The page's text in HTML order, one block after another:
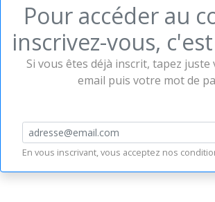
Pour accéder au
inscrivez-vous,
Si vous êtes déjà inscrit, tapez juste
email puis votre mot de
En vous inscrivant, vous acceptez nos